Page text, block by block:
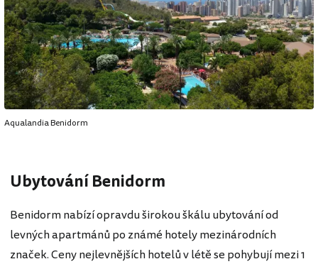
Aqualandia Benidorm
Ubytování Benidorm
Benidorm nabízí opravdu širokou škálu ubytování od
levných apartmánů po známé hotely mezinárodních
značek. Ceny nejlevnějších hotelů v létě se pohybují mezi 1